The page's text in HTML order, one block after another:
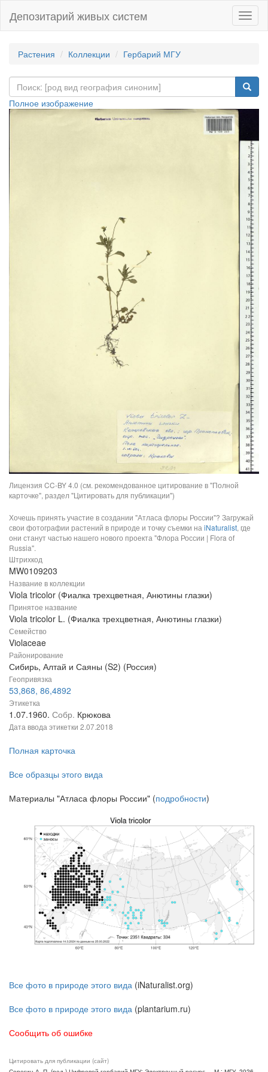
Депозитарий живых систем
Растения Коллекции Гербарий МГУ
Полное изображение
Лицензия CC-BY 4.0 (см. рекомендованное цитирование в "Полной
карточке", раздел "Цитировать для публикации")
Хочешь принять участие в создании "Атласа флоры России"? Загружай
свои фотографии растений в природе и точку съемки на iNaturalist, где
они станут частью нашего нового проекта "Флора России | Flora of
Russia".
Штрихкод
MW0109203
Название в коллекции
Viola tricolor (Фиалка трехцветная, Анютины глазки)
Принятое название
Viola tricolor L. (Фиалка трехцветная, Анютины глазки)
Семейство
Violaceae
Районирование
Сибирь, Алтай и Саяны (S2) (Россия)
Геопривязка
53,868, 86,4892
Этикетка
1.07.1960. Собр. Крюкова
Дата ввода этикетки 2.07.2018
Полная карточка
Все образцы этого вида
Материалы "Атласа флоры России" (подробности)
Все фото в природе этого вида (iNaturalist.org)
Все фото в природе этого вида (plantarium.ru)
Сообщить об ошибке
Цитировать для публикации (сайт)